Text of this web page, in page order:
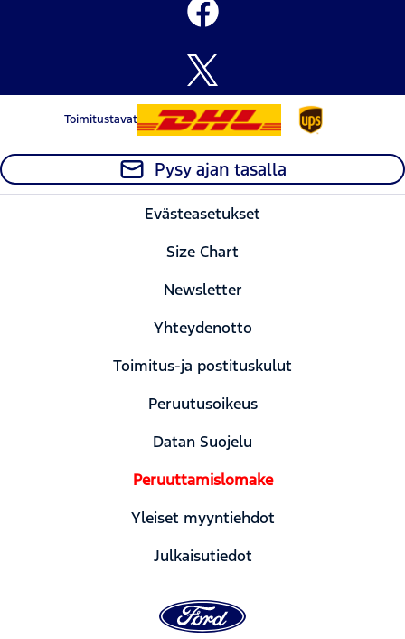
Toimitustavat
Pysy ajan tasalla
Evästeasetukset
Size Chart
Newsletter
Yhteydenotto
Toimitus-ja postituskulut
Peruutusoikeus
Datan Suojelu
Peruuttamislomake
Yleiset myyntiehdot
Julkaisutiedot